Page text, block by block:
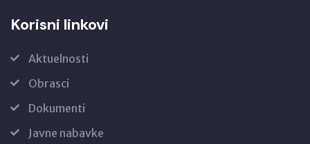
Korisni linkovi
Aktuelnosti
Obrasci
Dokumenti
Javne nabavke